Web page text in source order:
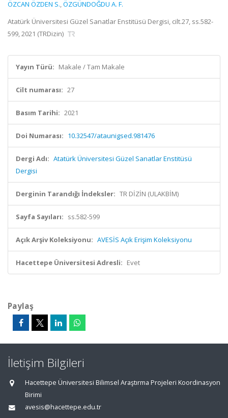
ÖZCAN ÖZDEN S.,ÖZGÜNDOĞDU A. F.
Atatürk Üniversitesi Güzel Sanatlar Enstitüsü Dergisi, cilt.27, ss.582-
599, 2021 (TRDizin)
Yayın Türü: Makale / Tam Makale
Cilt numarası: 27
Basım Tarihi: 2021
Doi Numarası: 10.32547/ataunigsed.981476
Dergi Adı: Atatürk Üniversitesi Güzel Sanatlar Enstitüsü
Dergisi
Derginin Tarandığı İndeksler: TR DİZİN (ULAKBİM)
Sayfa Sayıları: ss.582-599
Açık Arşiv Koleksiyonu: AVESİS Açık Erişim Koleksiyonu
Hacettepe Üniversitesi Adresli: Evet
Paylaş
İletişim Bilgileri
Hacettepe Üniversitesi Bilimsel Araştırma Projeleri Koordinasyon
Birimi
avesis@hacettepe.edu.tr